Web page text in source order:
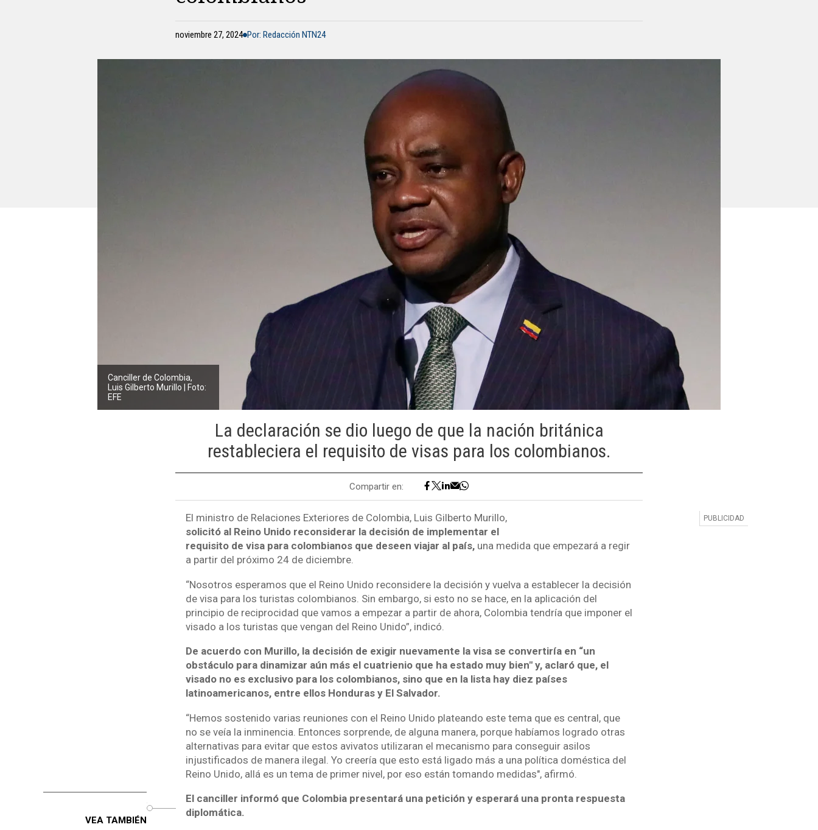
noviembre 27, 2024 Por: Redacción NTN24
Canciller de Colombia,
Luis Gilberto Murillo | Foto:
EFE
La declaración se dio luego de que la nación británica
restableciera el requisito de visas para los colombianos.
Compartir en:
El ministro de Relaciones Exteriores de Colombia, Luis Gilberto Murillo,
solicitó al Reino Unido reconsiderar la decisión de implementar el
requisito de visa para colombianos que deseen viajar al país,una medida que empezará a regir
a partir del próximo 24 de diciembre.
“Nosotros esperamos que el Reino Unido reconsidere la decisión y vuelva a establecer la decisión
de visa para los turistas colombianos. Sin embargo, si esto no se hace, en la aplicación del
principio de reciprocidad que vamos a empezar a partir de ahora, Colombia tendría que imponer el
visado a los turistas que vengan del Reino Unido”, indicó.
De acuerdo con Murillo, la decisión de exigir nuevamente la visa se convertiría en “un
obstáculo para dinamizar aún más el cuatrienio que ha estado muy bien" y, aclaró que, el
visado no es exclusivo para los colombianos, sino que en la lista hay diez países
latinoamericanos, entre ellos Honduras y El Salvador.
“Hemos sostenido varias reuniones con el Reino Unido plateando este tema que es central, que
no se veía la inminencia. Entonces sorprende, de alguna manera, porque habíamos logrado otras
alternativas para evitar que estos avivatos utilizaran el mecanismo para conseguir asilos
injustificados de manera ilegal. Yo creería que esto está ligado más a una política doméstica del
Reino Unido, allá es un tema de primer nivel, por eso están tomando medidas", afirmó.
VEA TAMBIÉN
El canciller informó que Colombia presentará una petición y esperará una pronta respuesta
diplomática.